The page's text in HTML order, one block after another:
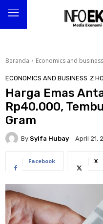
Beranda Economics and business
ECONOMICS AND BUSINESS Z
Harga Emas
Rp40.000,
Gram
By Syifa Hubay April 21,
Facebook X